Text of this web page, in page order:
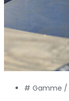
# Gamme /